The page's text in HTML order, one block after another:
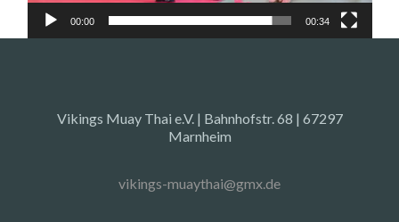
00:00 00:34
Vikings Muay Thai e.V. | Bahnhofstr. 68 | 67297
Marnheim
vikings-muaythai@gmx.de